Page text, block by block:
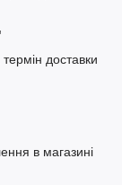
доставки
в магазині